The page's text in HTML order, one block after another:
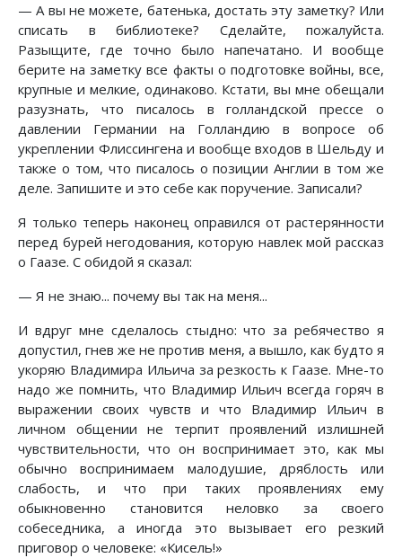
— А вы не можете, батенька, достать эту заметку? Или
списать в библиотеке? Сделайте, пожалуйста.
Разыщите, где точно было напечатано. И вообще
берите на заметку все факты о подготовке войны, все,
крупные и мелкие, одинаково. Кстати, вы мне обещали
разузнать, что писалось в голландской прессе о
давлении Германии на Голландию в вопросе об
укреплении Флиссингена и вообще входов в Шельду и
также о том, что писалось о позиции Англии в том же
деле. Запишите и это себе как поручение. Записали?
Я только теперь наконец оправился от растерянности
перед бурей негодования, которую навлек мой рассказ
о Гаазе. С обидой я сказал:
— Я не знаю... почему вы так на меня...
И вдруг мне сделалось стыдно: что за ребячество я
допустил, гнев же не против меня, а вышло, как будто я
укоряю Владимира Ильича за резкость к Гаазе. Мне-то
надо же помнить, что Владимир Ильич всегда горяч в
выражении своих чувств и что Владимир Ильич в
личном общении не терпит проявлений излишней
чувствительности, что он воспринимает это, как мы
обычно воспринимаем малодушие, дряблость или
слабость, и что при таких проявлениях ему
обыкновенно становится неловко за своего
собеседника, а иногда это вызывает его резкий
приговор о человеке: «Кисель!»